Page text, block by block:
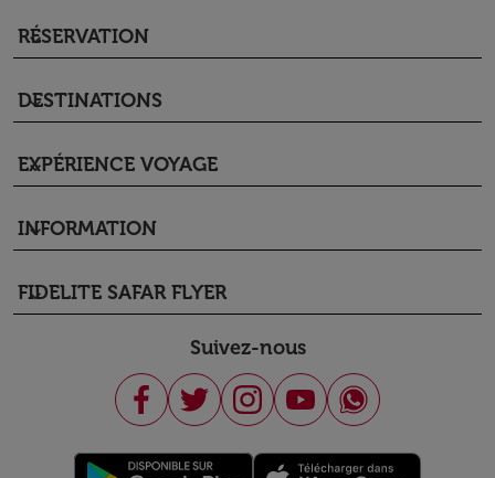
RÉSERVATION
keyboard_arrow_down
DESTINATIONS
keyboard_arrow_down
EXPÉRIENCE VOYAGE
keyboard_arrow_down
INFORMATION
keyboard_arrow_down
FIDELITE SAFAR FLYER
keyboard_arrow_down
Suivez-nous